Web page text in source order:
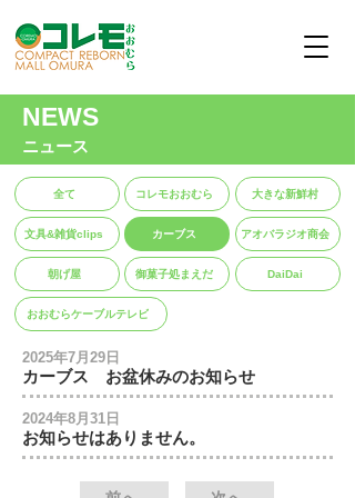
NEWS
ニュース
全て コレモおおむら 大きな新鮮村
文具&雑貨clips カーブス アオバラジオ商会
朝げ屋 御菓子処まえだ DaiDai
おおむらケーブルテレビ
2025年7月29日
カーブス お盆休みのお知らせ
2024年8月31日
お知らせはありません。